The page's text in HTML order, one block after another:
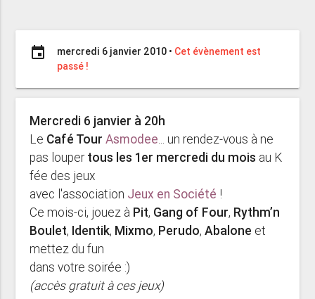
event mercredi 6 janvier 2010 • Cet évènement est
passé !
Mercredi 6 janvier à 20h
Le Café Tour Asmodee... un rendez-vous à ne
pas loupertous les 1er mercredi du mois au K
fée des jeux
avec l'association Jeux en Société !
Ce mois-ci, jouez à Pit, Gang of Four, Rythm’n
Boulet, Identik, Mixmo, Perudo,Abalone et
mettez du fun
dans votre soirée :)
(accès gratuit à ces jeux)